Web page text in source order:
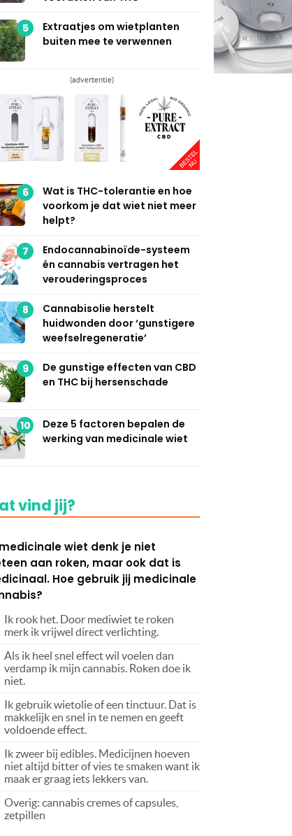
5
Extraatjes om wietplanten
buiten mee te verwennen
(advertentie)
6
Wat is THC-tolerantie en hoe
voorkom je dat wiet niet meer
helpt?
7
Endocannabinoïde-systeem
én cannabis vertragen het
verouderingsproces
8
Cannabisolie herstelt
huidwonden door ‘gunstigere
weefselregeneratie’
9
De gunstige effecten van CBD
en THC bij hersenschade
10
Deze 5 factoren bepalen de
werking van medicinale wiet
vind jij?
wiet denk je niet
aan roken, maar ook dat is
Hoe gebruik jij medicinale
Ik rook het. Door mediwiet te roken
merk ik vrijwel direct verlichting.
Als ik heel snel effect wil voelen dan
verdamp ik mijn cannabis. Roken doe ik
niet.
Ik gebruik wietolie of een tinctuur. Dat is
makkelijk en snel in te nemen en geeft
voldoende effect.
Ik zweer bij edibles. Medicijnen hoeven
niet altijd bitter of vies te smaken want ik
maak er graag iets lekkers van.
Overig: cannabis cremes of capsules,
zetpillen